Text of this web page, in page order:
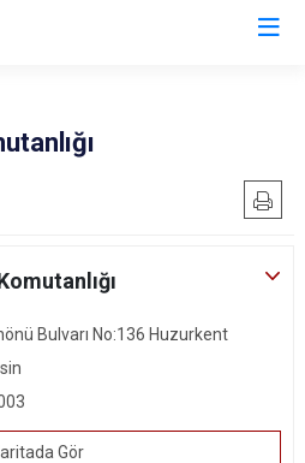
Mezitli
Toroslar
Bulvarı No:136 Huzurkent
Gör